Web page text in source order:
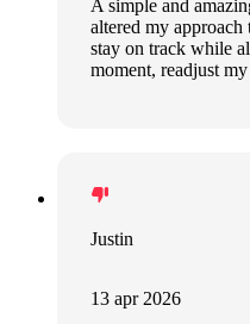
A simple and
altered my approach
stay on track while
moment, readjust
Justin
13 apr 2026